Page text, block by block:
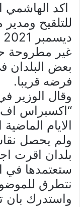
اكد الهاشمي
غير مطروحة
بعض البلدان
فرضه قريبا.
وقال الوزير
“اكسبراس اف
الايام
ولم يحصل
بلدان اقرت
ستعتمدها في
نتطرق
واستدرك بان